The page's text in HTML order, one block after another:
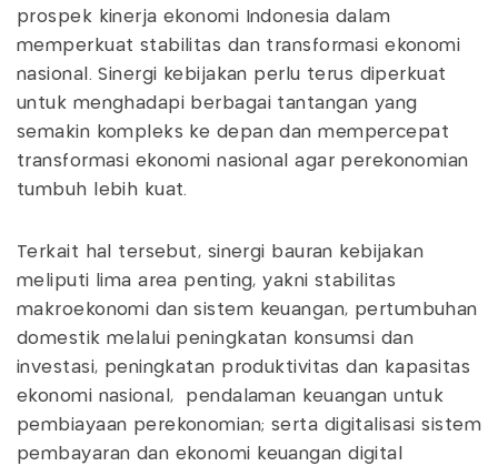
prospek kinerja ekonomi Indonesia dalam
memperkuat stabilitas dan transformasi ekonomi
nasional. Sinergi kebijakan perlu terus diperkuat
untuk menghadapi berbagai tantangan yang
semakin kompleks ke depan dan mempercepat
transformasi ekonomi nasional agar perekonomian
tumbuh lebih kuat.
Terkait hal tersebut, sinergi bauran kebijakan
meliputi lima area penting, yakni stabilitas
makroekonomi dan sistem keuangan, pertumbuhan
domestik melalui peningkatan konsumsi dan
investasi, peningkatan produktivitas dan kapasitas
ekonomi nasional, pendalaman keuangan untuk
pembiayaan perekonomian; serta digitalisasi sistem
pembayaran dan ekonomi keuangan digital